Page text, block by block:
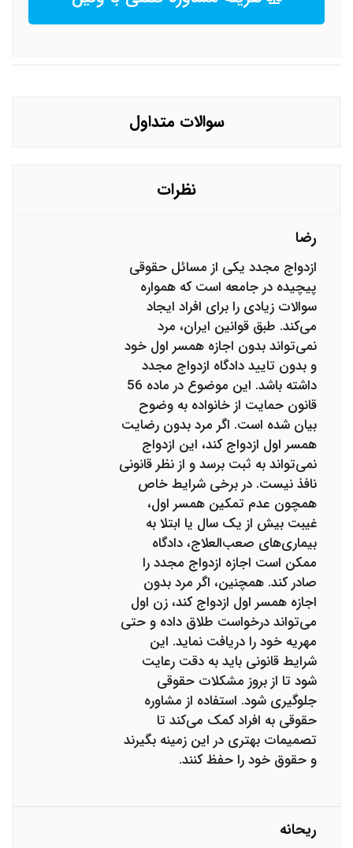
سوالات متداول
نظرات
رضا
ازدواج مجدد یکی از مسائل حقوقی
پیچیده در جامعه است که همواره
سوالات زیادی را برای افراد ایجاد
می‌کند. طبق قوانین ایران، مرد
نمی‌تواند بدون اجازه همسر اول خود
و بدون تایید دادگاه ازدواج مجدد
داشته باشد. این موضوع در ماده 56
قانون حمایت از خانواده به وضوح
بیان شده است. اگر مرد بدون رضایت
همسر اول ازدواج کند، این ازدواج
نمی‌تواند به ثبت برسد و از نظر قانونی
نافذ نیست. در برخی شرایط خاص
همچون عدم تمکین همسر اول،
غیبت بیش از یک سال یا ابتلا به
بیماری‌های صعب‌العلاج، دادگاه
ممکن است اجازه ازدواج مجدد را
صادر کند. همچنین، اگر مرد بدون
اجازه همسر اول ازدواج کند، زن اول
می‌تواند درخواست طلاق داده و حتی
مهریه خود را دریافت نماید. این
شرایط قانونی باید به دقت رعایت
شود تا از بروز مشکلات حقوقی
جلوگیری شود. استفاده از مشاوره
حقوقی به افراد کمک می‌کند تا
تصمیمات بهتری در این زمینه بگیرند
و حقوق خود را حفظ کنند.
ریحانه